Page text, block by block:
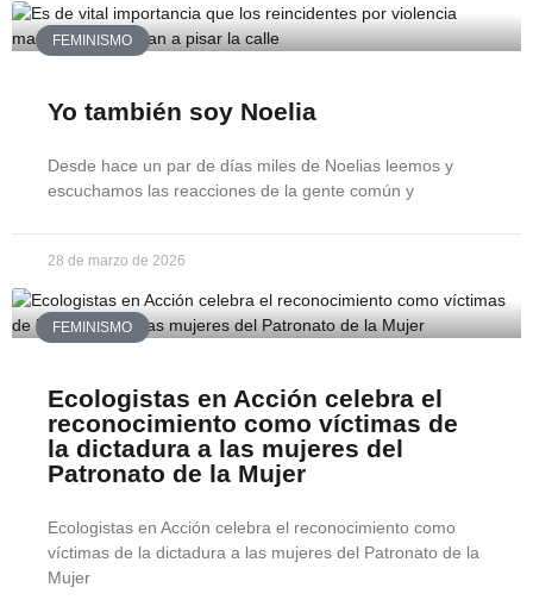
FEMINISMO
Yo también soy Noelia
Desde hace un par de días miles de Noelias leemos y
escuchamos las reacciones de la gente común y
28 de marzo de 2026
FEMINISMO
Ecologistas en Acción celebra el
reconocimiento como víctimas de
la dictadura a las mujeres del
Patronato de la Mujer
Ecologistas en Acción celebra el reconocimiento como
víctimas de la dictadura a las mujeres del Patronato de la
Mujer